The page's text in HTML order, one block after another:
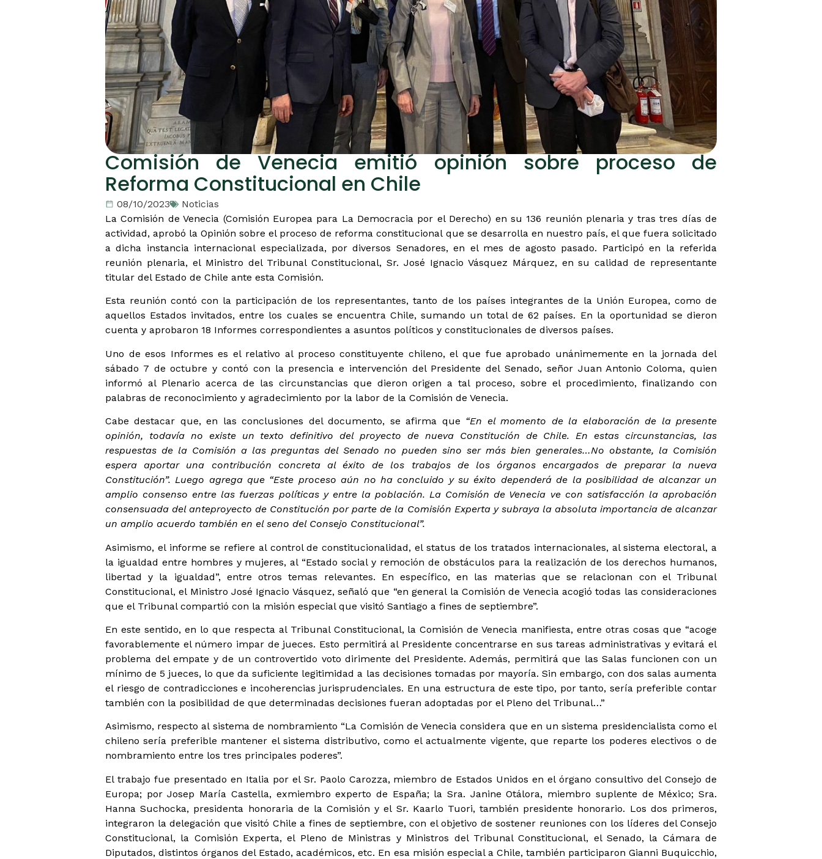
Comisión de Venecia emitió opinión sobre proceso de
Reforma Constitucional en Chile
08/10/2023
Noticias
La Comisión de Venecia (Comisión Europea para La Democracia por el Derecho) en su 136 reunión plenaria y tras tres días de
actividad, aprobó la Opinión sobre el proceso de reforma constitucional que se desarrolla en nuestro país, el que fuera solicitado
a dicha instancia internacional especializada, por diversos Senadores, en el mes de agosto pasado. Participó en la referida
reunión plenaria, el Ministro del Tribunal Constitucional, Sr. José Ignacio Vásquez Márquez, en su calidad de representante
titular del Estado de Chile ante esta Comisión.
Esta reunión contó con la participación de los representantes, tanto de los países integrantes de la Unión Europea, como de
aquellos Estados invitados, entre los cuales se encuentra Chile, sumando un total de 62 países. En la oportunidad se dieron
cuenta y aprobaron 18 Informes correspondientes a asuntos políticos y constitucionales de diversos países.
Uno de esos Informes es el relativo al proceso constituyente chileno, el que fue aprobado unánimemente en la jornada del
sábado 7 de octubre y contó con la presencia e intervención del Presidente del Senado, señor Juan Antonio Coloma, quien
informó al Plenario acerca de las circunstancias que dieron origen a tal proceso, sobre el procedimiento, finalizando con
palabras de reconocimiento y agradecimiento por la labor de la Comisión de Venecia.
Cabe destacar que, en las conclusiones del documento, se afirma que “En el momento de la elaboración de la presente
opinión, todavía no existe un texto definitivo del proyecto de nueva Constitución de Chile. En estas circunstancias, las
respuestas de la Comisión a las preguntas del Senado no pueden sino ser más bien generales…No obstante, la Comisión
espera aportar una contribución concreta al éxito de los trabajos de los órganos encargados de preparar la nueva
Constitución”. Luego agrega que “Este proceso aún no ha concluido y su éxito dependerá de la posibilidad de alcanzar un
amplio consenso entre las fuerzas políticas y entre la población. La Comisión de Venecia ve con satisfacción la aprobación
consensuada del anteproyecto de Constitución por parte de la Comisión Experta y subraya la absoluta importancia de alcanzar
un amplio acuerdo también en el seno del Consejo Constitucional”.
Asimismo, el informe se refiere al control de constitucionalidad, el status de los tratados internacionales, al sistema electoral, a
la igualdad entre hombres y mujeres, al “Estado social y remoción de obstáculos para la realización de los derechos humanos,
libertad y la igualdad”, entre otros temas relevantes. En específico, en las materias que se relacionan con el Tribunal
Constitucional, el Ministro José Ignacio Vásquez, señaló que “en general la Comisión de Venecia acogió todas las consideraciones
que el Tribunal compartió con la misión especial que visitó Santiago a fines de septiembre”.
En este sentido, en lo que respecta al Tribunal Constitucional, la Comisión de Venecia manifiesta, entre otras cosas que “acoge
favorablemente el número impar de jueces. Esto permitirá al Presidente concentrarse en sus tareas administrativas y evitará el
problema del empate y de un controvertido voto dirimente del Presidente. Además, permitirá que las Salas funcionen con un
mínimo de 5 jueces, lo que da suficiente legitimidad a las decisiones tomadas por mayoría. Sin embargo, con dos salas aumenta
el riesgo de contradicciones e incoherencias jurisprudenciales. En una estructura de este tipo, por tanto, sería preferible contar
también con la posibilidad de que determinadas decisiones fueran adoptadas por el Pleno del Tribunal…”
Asimismo, respecto al sistema de nombramiento “La Comisión de Venecia considera que en un sistema presidencialista como el
chileno sería preferible mantener el sistema distributivo, como el actualmente vigente, que reparte los poderes electivos o de
nombramiento entre los tres principales poderes”.
El trabajo fue presentado en Italia por el Sr. Paolo Carozza, miembro de Estados Unidos en el órgano consultivo del Consejo de
Europa; por Josep María Castella, exmiembro experto de España; la Sra. Janine Otálora, miembro suplente de México; Sra.
Hanna Suchocka, presidenta honoraria de la Comisión y el Sr. Kaarlo Tuori, también presidente honorario. Los dos primeros,
integraron la delegación que visitó Chile a fines de septiembre, con el objetivo de sostener reuniones con los líderes del Consejo
Constitucional, la Comisión Experta, el Pleno de Ministras y Ministros del Tribunal Constitucional, el Senado, la Cámara de
Diputados, distintos órganos del Estado, académicos, etc. En esa misión especial a Chile, también participaron Gianni Buquicchio,